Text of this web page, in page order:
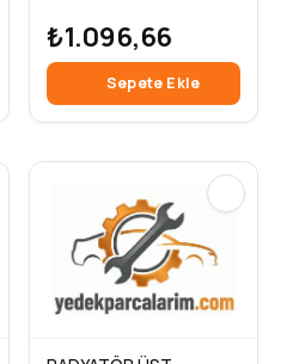
₺1.096,66
Sepete Ekle